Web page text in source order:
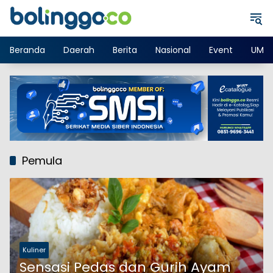
Langsung
Beranda
Daerah Berita Nasional Event
Pemula
Kuliner
Sensasi Pedas dan Gurih Ayam